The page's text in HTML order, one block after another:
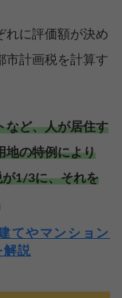
れに評価額が決め
市計画税を計算す
など、人が居住す
地の特例により
1/3に、それを
てやマンション
解説